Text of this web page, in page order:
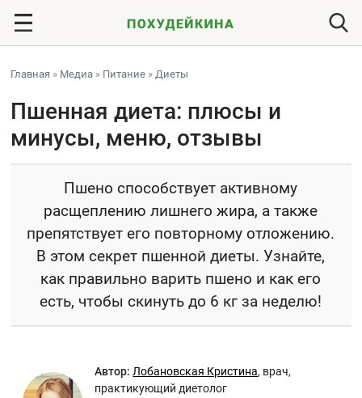
Главная » Медиа » Питание »Диеты
Пшенная диета: плюсы и
минусы, меню, отзывы
Пшено способствует активному
расщеплению лишнего жира, а также
препятствует его повторному отложению.
В этом секрет пшенной диеты. Узнайте,
как правильно варить пшено и как его
есть, чтобы скинуть до 6 кг за неделю!
Автор: Лобановская Кристина, врач,
практикующий диетолог